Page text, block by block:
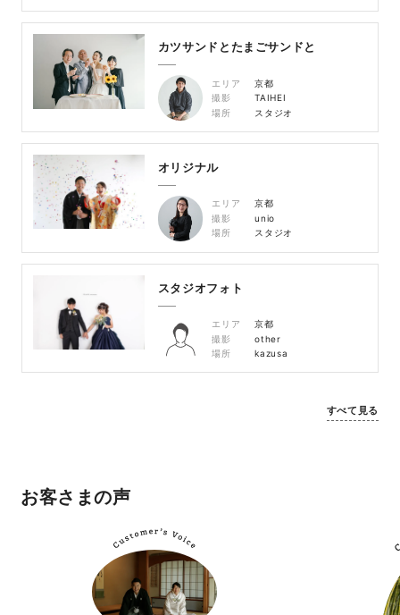
カツサンドとたまごサンドと
エリア
京都
撮影
TAIHEI
場所
スタジオ
オリジナル
エリア
京都
撮影
unio
場所
スタジオ
スタジオフォト
エリア
京都
撮影
other
場所
kazusa
すべて見る
お客さまの声